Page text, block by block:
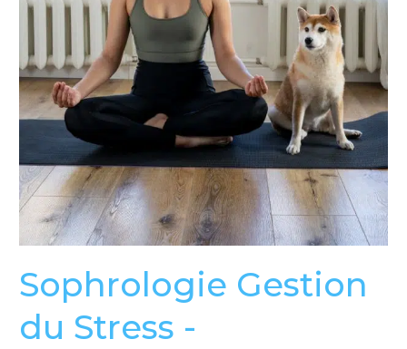
Sophrologie Gestion
du Stress -